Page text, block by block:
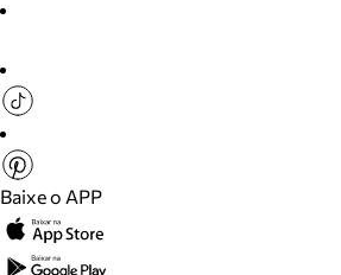
Baixe o APP